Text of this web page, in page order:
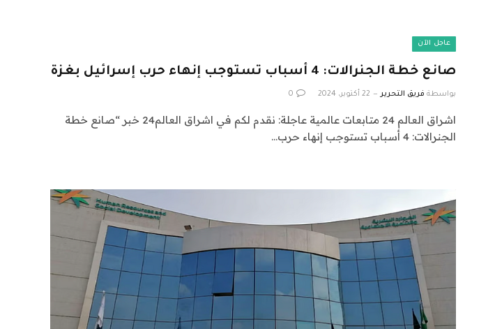
عاجل الآن
صانع خطة الجنرالات: 4 أسباب تستوجب إنهاء حرب إسرائيل بغزة
بواسطة فريق التحرير 22 أكتوبر، 2024 0
اشراق العالم 24 متابعات عالمية عاجلة: نقدم لكم في اشراق العالم24 خبر “صانع خطة
الجنرالات: 4 أسباب تستوجب إنهاء حرب…